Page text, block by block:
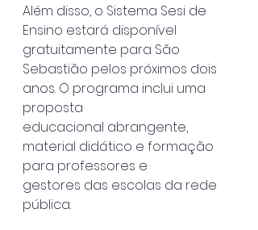
Além disso, o Sistema Sesi de
Ensino estará disponível
gratuitamente para São
Sebastião pelos próximos dois
anos. O programa inclui uma
proposta
educacional abrangente,
material didático e formação
para professores e
gestores das escolas da rede
pública.